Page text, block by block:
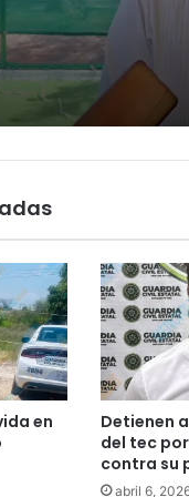
inicia
en
y
en
Detienen
del tec
contra su
abril 6,